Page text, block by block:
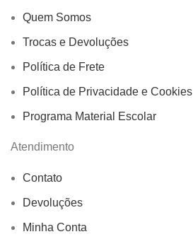
Quem Somos
Trocas e Devoluções
Política de Frete
Política de Privacidade e Cookies
Programa Material Escolar
Atendimento
Contato
Devoluções
Minha Conta